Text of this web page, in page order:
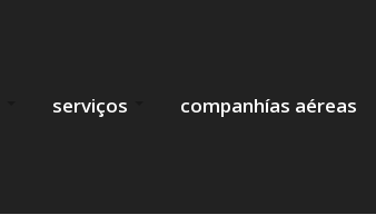
serviços companhías aéreas